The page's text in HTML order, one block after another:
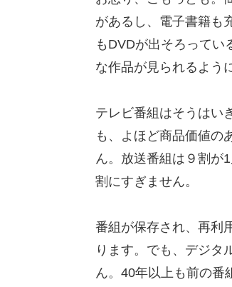
があるし、電子書籍も
もDVDが出そろってい
な作品が見られるよう
テレビ番組はそうはい
も、よほど商品価値の
ん。放送番組は９割が
割にすぎません。
番組が保存され、再利
ります。でも、デジタ
ん。40年以上も前の番